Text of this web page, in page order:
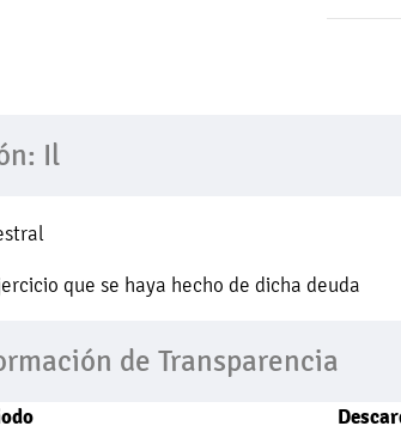
Il
que se haya hecho de dicha deuda
de Transparencia